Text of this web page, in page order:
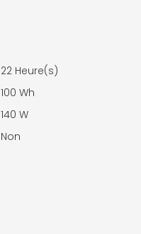
22 Heure(s)
100 Wh
140 W
Non